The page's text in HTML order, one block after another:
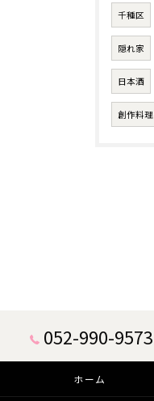
千種区
隠れ家
日本酒
創作料理
052-990-9573
ホーム